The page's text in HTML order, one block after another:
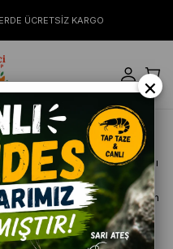
ÜCRETSİZ KARGO
evcil hayvanların sağlıklı,
kurulmuştur. Kurulduğu
canlıları için geniş ürün
güvenilir ve müşteri odaklı
oyuncaklar, bakım ve hijyen
akvaryum ekipmanları ve
tek noktadan
×